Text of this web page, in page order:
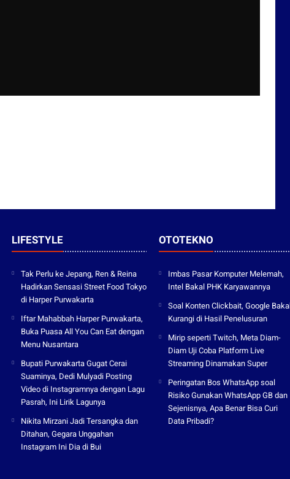
LIFESTYLE
Tak Perlu ke Jepang, Ren & Reina
Hadirkan Sensasi Street Food Tokyo
di Harper Purwakarta
Iftar Mahabbah Harper Purwakarta,
Buka Puasa All You Can Eat dengan
Menu Nusantara
Bupati Purwakarta Gugat Cerai
Suaminya, Dedi Mulyadi Posting
Video di Instagramnya dengan Lagu
Pasrah, Ini Lirik Lagunya
Nikita Mirzani Jadi Tersangka dan
Ditahan, Gegara Unggahan
Instagram Ini Dia di Bui
OTOTEKNO
Imbas Pasar Komputer Melemah,
Intel Bakal PHK Karyawannya
Soal Konten Clickbait, Google Bakal
Kurangi di Hasil Penelusuran
Mirip seperti Twitch, Meta Diam-
Diam Uji Coba Platform Live
Streaming Dinamakan Super
Peringatan Bos WhatsApp soal
Risiko Gunakan WhatsApp GB dan
Sejenisnya, Apa Benar Bisa Curi
Data Pribadi?